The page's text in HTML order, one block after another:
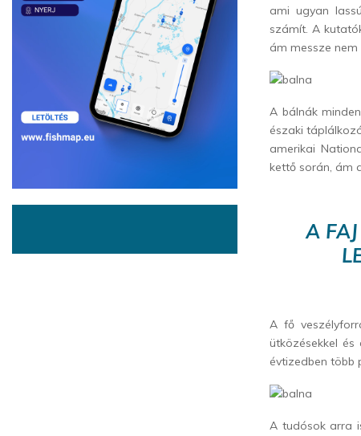
ami ugyan
számít. A
ám messze nem
A bálnák
északi
amerikai
kettő során, ám
A
A fő
ütközésekkel
évtizedben több
A tudósok arra